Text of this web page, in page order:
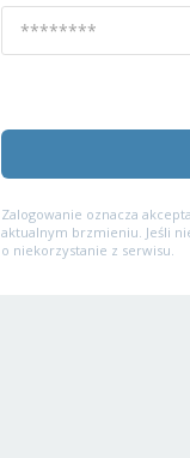
Zalogowanie oznacza
aktualnym brzmieniu. Jeśli
o niekorzystanie z serwisu.